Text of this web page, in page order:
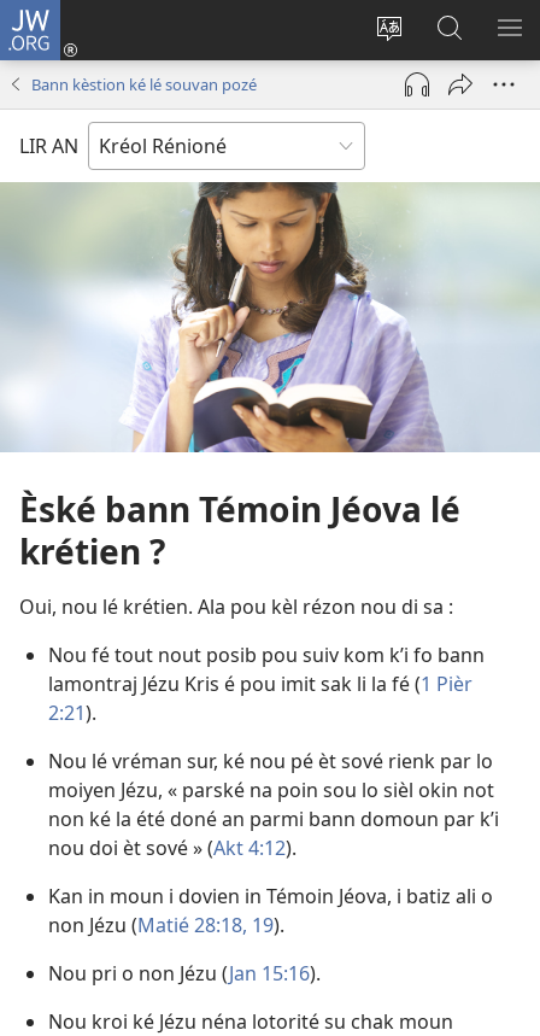
JW.ORG
Chanjé
lang
sit
Konéksion
(opens
window)
Rod
su
JW.ORG
Bann kèstion ké lé souvan pozé
LIR AN
Èské bann Témoin Jéova lé
krétien ?
Oui, nou lé krétien. Ala pou kèl rézon nou di sa :
Nou fé tout nout posib pou suiv kom k’i fo bann
lamontraj Jézu Kris é pou imit sak li la fé (1 Pièr
2:21).
Nou lé vréman sur, ké nou pé èt sové rienk par lo
moiyen Jézu, « parské na poin sou lo sièl okin not
non ké la été doné an parmi bann domoun par k’i
nou doi èt sové » (Akt 4:12).
Kan in moun i dovien in Témoin Jéova, i batiz ali o
non Jézu (Matié 28:18, 19).
Nou pri o non Jézu (Jan 15:16).
Nou kroi ké Jézu néna lotorité su chak moun